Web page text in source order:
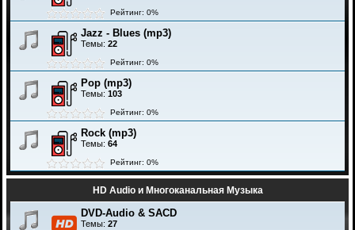
Рейтинг: 0%
Jazz - Blues (mp3)
Темы: 22
Рейтинг: 0%
Pop (mp3)
Темы: 103
Рейтинг: 0%
Rock (mp3)
Темы: 64
Рейтинг: 0%
HD Audio и Многоканальная Музыка
DVD-Audio & SACD
Темы: 27